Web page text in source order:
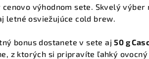
cenovo výhodnom sete. Skvelý výber
letné osviežujúce cold brew.
bonus dostanete v sete aj50 g
z ktorých si pripravíte ľahký